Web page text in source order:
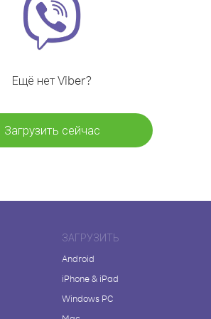
Ещё нет Viber?
Загрузить сейчас
ЗАГРУЗИТЬ
Android
iPhone & iPad
Windows PC